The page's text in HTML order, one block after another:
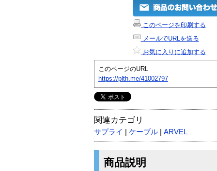
このページを印刷する
メールでURLを送る
お気に入りに追加する
このページのURL
https://plth.me/41002797
関連カテゴリ
サプライ ケーブル ARVEL
商品説明